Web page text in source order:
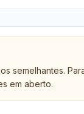
semelhantes.
em aberto.